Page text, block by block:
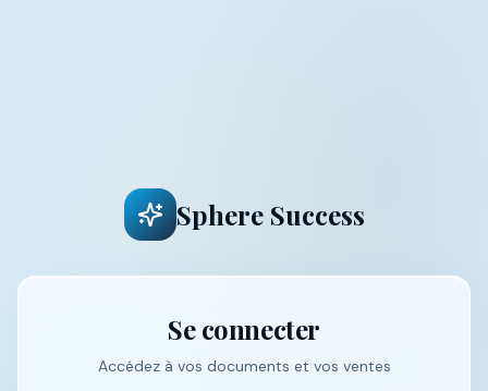
Sphere Success
Se connecter
Accédez à vos documents et vos ventes